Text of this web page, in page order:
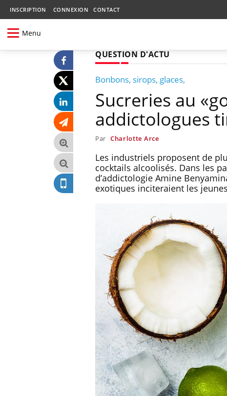
INSCRIPTION CONNEXION CONTACT
Menu
QUESTION D'ACTU
Bonbons, sirops, glaces,
Sucreries au
addictologues
Par Charlotte Arce
Les industriels proposent de
cocktails alcoolisés. Dans les
d’addictologie Amine
exotiques inciteraient les